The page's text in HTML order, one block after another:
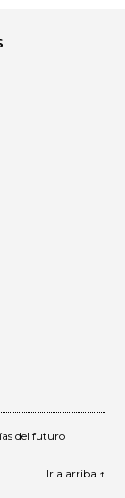
del futuro
Ir a arriba ↑